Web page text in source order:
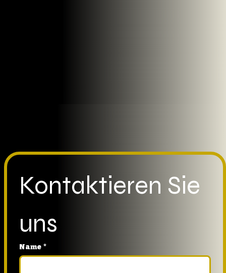
Kontaktieren Sie
uns
Name *